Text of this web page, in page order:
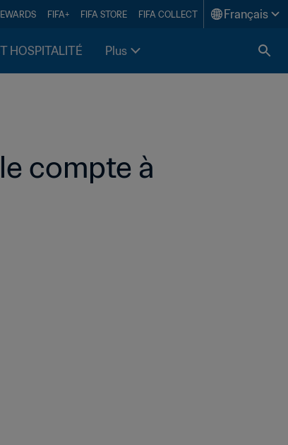
FIFA+ FIFA STORE FIFA COLLECT Français
HOSPITALITÉ Plus
compte à